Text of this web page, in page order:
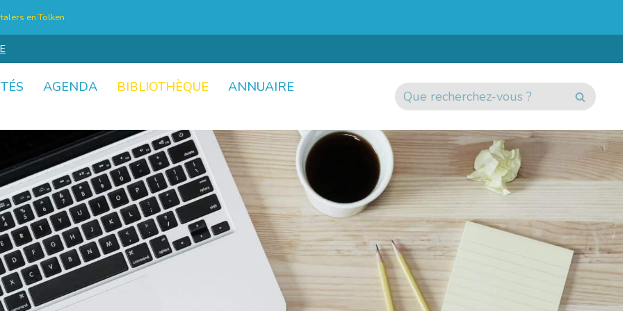
en Tolken
AGENDA BIBLIOTHÈQUE
ANNUAIRE